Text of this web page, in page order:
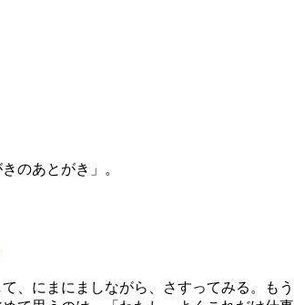
のあとがき」。
にまにましながら、さすってみる。も